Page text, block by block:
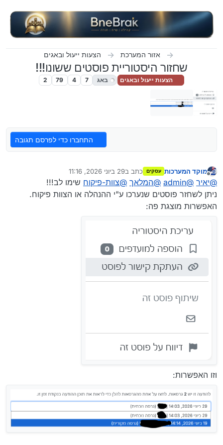
אזור המערכת הצעות ייעול ובאגים
שחזור היסטוריית פוסטים ששונו!!!
הצעות ייעול ובאגים באג 7
4
79
2
התחברו כדי לפרסם תגובה
מנותק
מוקד המערכות עסקים כתב ב29 ביוני 2026, 11:16
נערך לאחרונה על ידי
@יאיר @
admin
@המלאך @צוות-פיקוח שימו לב!!!
ניתן לשחזר פוסטים שנערכו ע"י ההנהלה או הצוות פיקוח.
האפשרות מוצגת פה:
וזו האפשרות: